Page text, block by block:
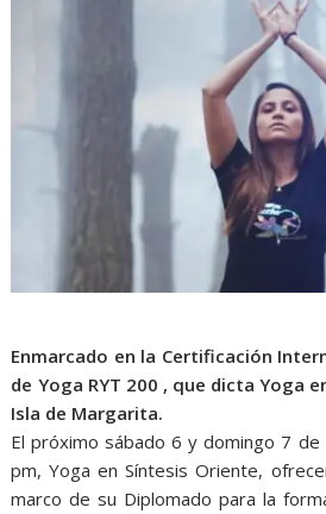
Enmarcado en la Certificación
de Yoga RYT 200 , que dicta Yoga
Isla de Margarita.
El próximo sábado 6 y domingo 7
pm, Yoga en Síntesis Oriente,
marco de su Diplomado para la